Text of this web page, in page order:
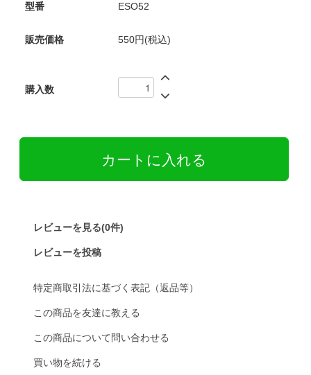
型番 ESO52
販売価格 550円(税込)
購入数
レビューを見る(0件)
レビューを投稿
特定商取引法に基づく表記（返品等）
この商品を友達に教える
この商品について問い合わせる
買い物を続ける